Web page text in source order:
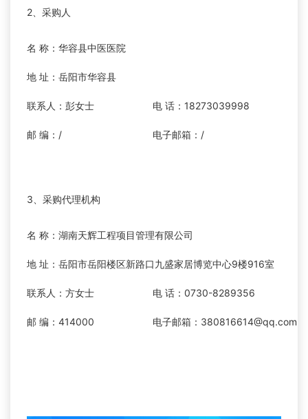
2、采购人
名 称：华容县中医医院
地 址：岳阳市华容县
联系人：彭女士 电 话：18273039998
邮 编：/ 电子邮箱：/
3、采购代理机构
名 称：湖南天辉工程项目管理有限公司
地 址：岳阳市岳阳楼区新路口九盛家居博览中心9楼916室
联系人：方女士 电 话：0730-8289356
邮 编：414000 电子邮箱：380816614@qq.com